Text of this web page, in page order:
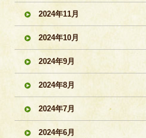
2024年11月
2024年10月
2024年9月
2024年8月
2024年7月
2024年6月